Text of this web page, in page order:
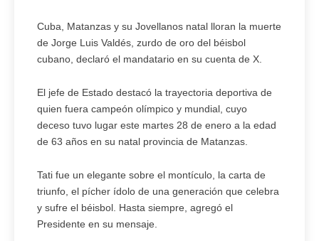
Cuba, Matanzas y su Jovellanos natal lloran la muerte
de Jorge Luis Valdés, zurdo de oro del béisbol
cubano, declaró el mandatario en su cuenta de X.
El jefe de Estado destacó la trayectoria deportiva de
quien fuera campeón olímpico y mundial, cuyo
deceso tuvo lugar este martes 28 de enero a la edad
de 63 años en su natal provincia de Matanzas.
Tati fue un elegante sobre el montículo, la carta de
triunfo, el pícher ídolo de una generación que celebra
y sufre el béisbol. Hasta siempre, agregó el
Presidente en su mensaje.